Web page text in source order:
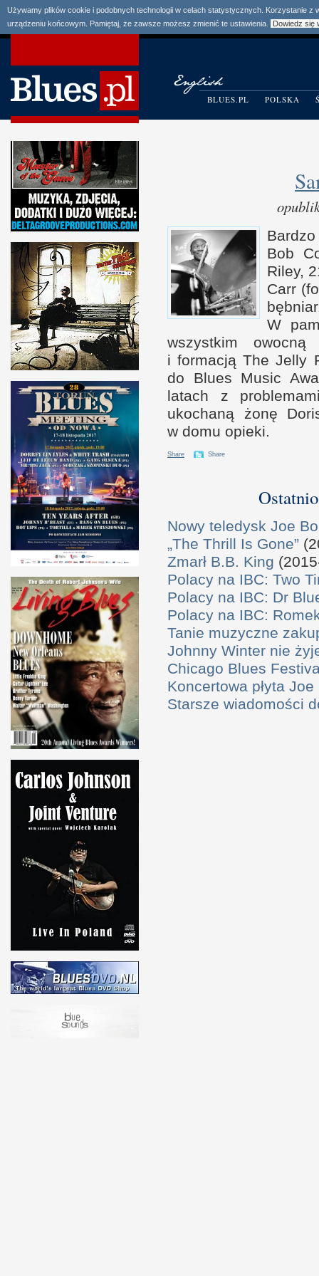
Używamy plików cookie i podobnych technologii w celach statystycznych. Korzystanie
urządzeniu końcowym. Pamiętaj, że zawsze możesz zmienić te ustawienia.
Dowiedz się
BLUES.PL POLSKA
Bob
Riley,
Carr
W p
wszystkim owocną
i formacją The Jelly
do Blues Music
latach z p
ukochaną żonę
w domu opieki.
Share Share
Nowy teledysk Joe
„The Thrill Is Gone”
Zmarł B.B. King
Polacy na IBC: Two
Polacy na IBC: Dr
Polacy na IBC:
Tanie muzyczne
Johnny Winter nie
Chicago Blues
Koncertowa płyta
Starsze wiadomości